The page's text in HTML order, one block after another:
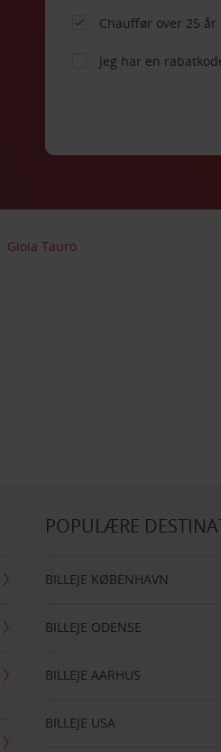
Chauffør over 25 år
Jeg har en
Gioia Tauro
POPULÆRE
BILLEJE KØBENHAVN
BILLEJE ODENSE
BILLEJE AARHUS
BILLEJE USA